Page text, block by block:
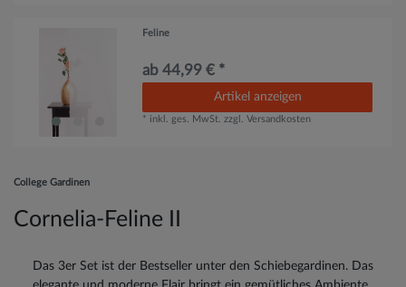
Feline
ab 44,99 € *
Artikel anzeigen
* inkl. ges. MwSt. zzgl.Versandkosten
College Gardinen
Cornelia-Feline II
Das 3er Set ist der Bestseller unter den Schiebegardinen. Das